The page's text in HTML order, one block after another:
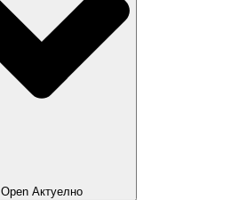
Open Актуелно